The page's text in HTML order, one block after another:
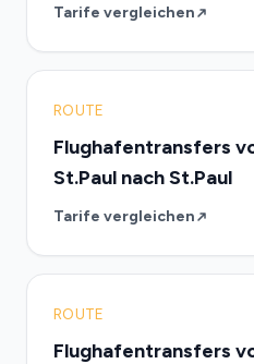
Tarife vergleichen
ROUTE
Flughafentransfers
St.Paul nach St.Paul
Tarife vergleichen
ROUTE
Flughafentransfers